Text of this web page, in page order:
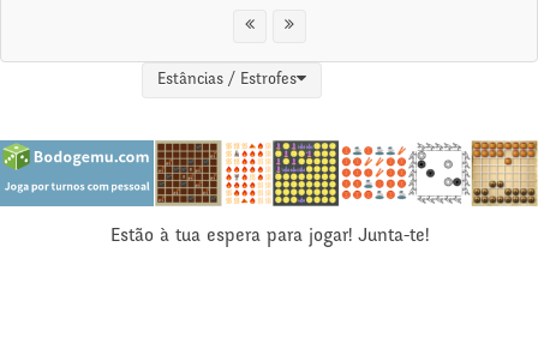
Estâncias / Estrofes
Estão à tua espera para jogar! Junta-te!